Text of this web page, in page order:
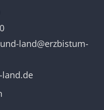
land@erzbistum-